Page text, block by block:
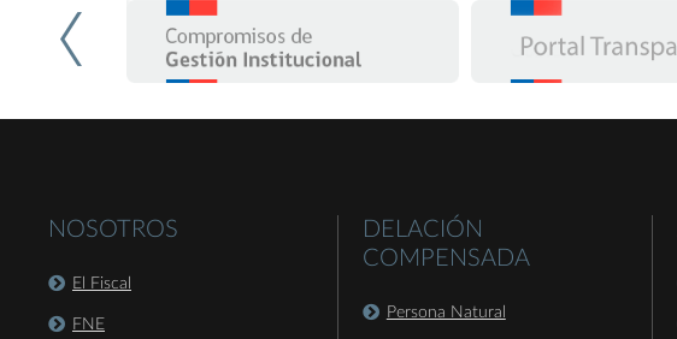
NOSOTROS
El Fiscal
FNE
DELACIÓN
COMPENSADA
Persona Natural